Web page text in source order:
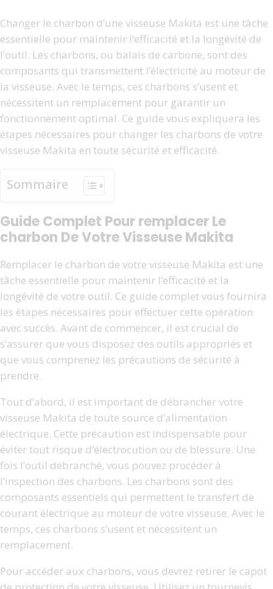
Changer le charbon d’une visseuse Makita est une tâche
essentielle pour maintenir l’efficacité et la longévité de
l’outil. Les charbons, ou balais de carbone, sont des
composants qui transmettent l’électricité au moteur de
la visseuse. Avec le temps, ces charbons s’usent et
nécessitent un remplacement pour garantir un
fonctionnement optimal. Ce guide vous expliquera les
étapes nécessaires pour changer les charbons de votre
visseuse Makita en toute sécurité et efficacité.
Sommaire
Guide Complet Pour remplacer Le
charbon De Votre Visseuse Makita
Remplacer le charbon de votre visseuse Makita est une
tâche essentielle pour maintenir l’efficacité et la
longévité de votre outil. Ce guide complet vous fournira
les étapes nécessaires pour effectuer cette opération
avec succès. Avant de commencer, il est crucial de
s’assurer que vous disposez des outils appropriés et
que vous comprenez les précautions de sécurité à
prendre.
Tout d’abord, il est important de débrancher votre
visseuse Makita de toute source d’alimentation
électrique. Cette précaution est indispensable pour
éviter tout risque d’électrocution ou de blessure. Une
fois l’outil débranché, vous pouvez procéder à
l’inspection des charbons. Les charbons sont des
composants essentiels qui permettent le transfert de
courant électrique au moteur de votre visseuse. Avec le
temps, ces charbons s’usent et nécessitent un
remplacement.
Pour accéder aux charbons, vous devrez retirer le capot